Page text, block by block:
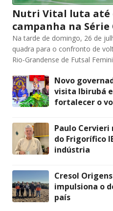
Nutri Vital luta até
campanha na Série
Na tarde de domingo, 26 de
quadra para o confronto de
Rio-Grandense de Futsal
Novo
visita Ibirubá
fortalecer o
Paulo
do Frigorífico
indústria
Cresol
impulsiona o
país